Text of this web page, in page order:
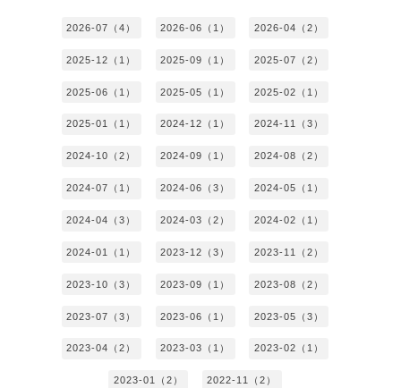
2026-07（4） 2026-06（1） 2026-04（2）
2025-12（1） 2025-09（1） 2025-07（2）
2025-06（1） 2025-05（1） 2025-02（1）
2025-01（1） 2024-12（1） 2024-11（3）
2024-10（2） 2024-09（1） 2024-08（2）
2024-07（1） 2024-06（3） 2024-05（1）
2024-04（3） 2024-03（2） 2024-02（1）
2024-01（1） 2023-12（3） 2023-11（2）
2023-10（3） 2023-09（1） 2023-08（2）
2023-07（3） 2023-06（1） 2023-05（3）
2023-04（2） 2023-03（1） 2023-02（1）
2023-01（2） 2022-11（2）